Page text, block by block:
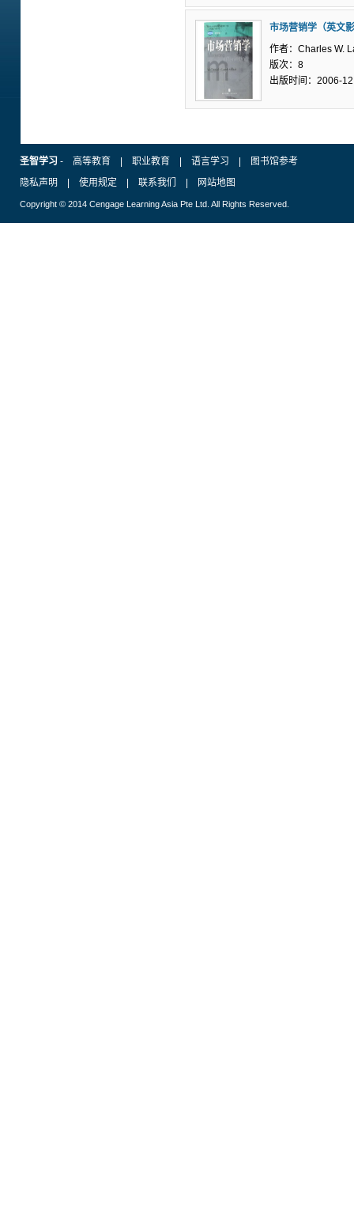
市场营销学（英文
作者：Charles W.
版次：8
出版时间：2006-12
圣智学习 - 高等教育 职业教育 语言学习
图书馆参考
隐私声明
使用规定 联系我们 网站地图
Copyright © 2014 Cengage Learning Asia Pte Ltd. All Rights Reserved.